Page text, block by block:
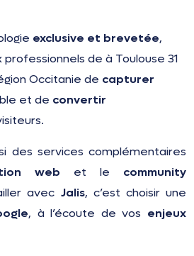
exclusive et brevetée,
de à Toulouse 31
Occitanie de capturer
et de convertir
des services complémentaires
web et le community
avec Jalis, c’est choisir une
, à l’écoute de vos enjeux